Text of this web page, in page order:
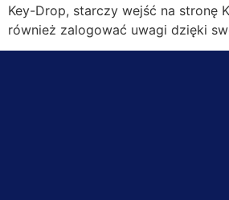
Key-Drop, starczy wejść na stronę
również zalogować uwagi dzięki